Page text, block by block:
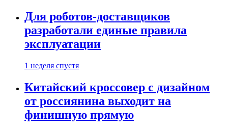
Для роботов-доставщиков
разработали единые правила
эксплуатации
1 неделя спустя
Китайский кроссовер с дизайном
от россиянина выходит на
финишную прямую